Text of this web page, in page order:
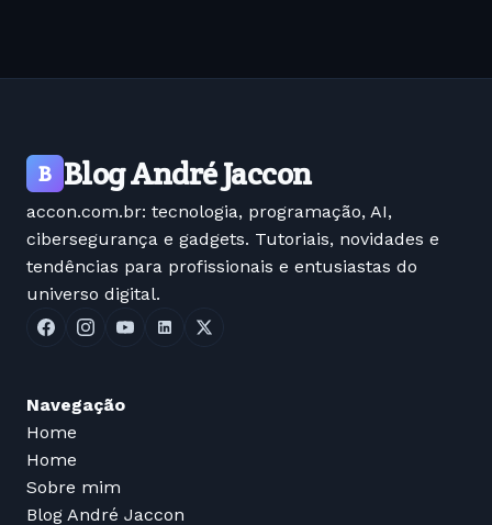
B Blog André Jaccon
accon.com.br: tecnologia, programação, AI,
cibersegurança e gadgets. Tutoriais, novidades e
tendências para profissionais e entusiastas do
universo digital.
Navegação
Home
Home
Sobre mim
Blog André Jaccon